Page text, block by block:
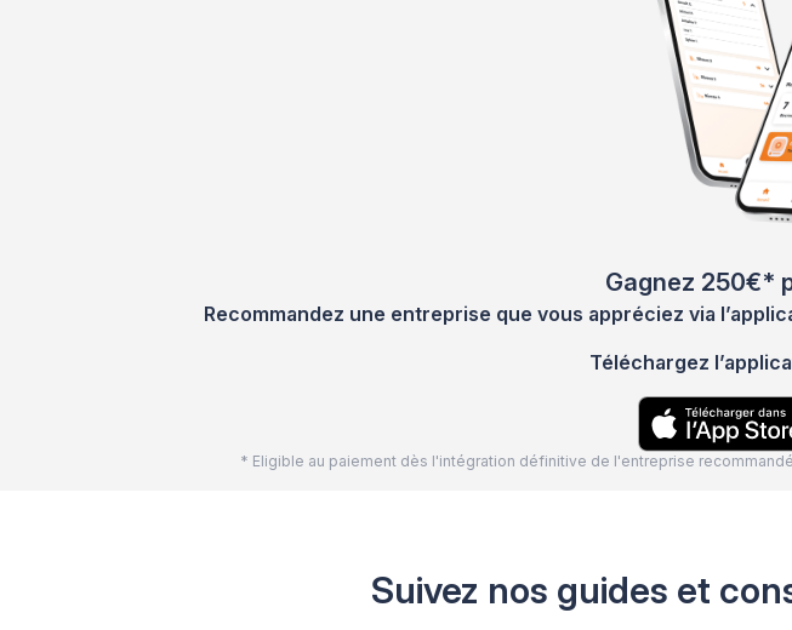
Gagnez 250€*
Recommandez une entreprise que vous appréciez via
Téléchargez
* Eligible au paiement dès l'intégration définitive de l'entreprise
Suivez nos guides et